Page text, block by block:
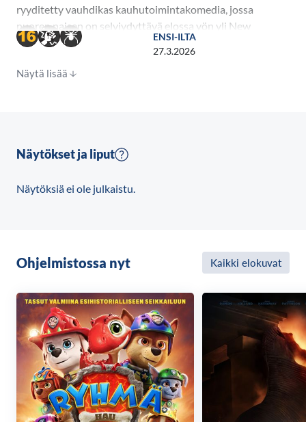
ryyditetty vauhdikas kauhutoimintakomedia, jossa
nuoren naisen on selviydyttävä elossa yön yli New
Yorkissa sijaitsevassa tornitalossa – demonisen kultin
mystisessä ja kieroutuneessa pahuuden pesässä,
josta on vuosien saatossa kehkeytynyt oikea
ENSI-ILTA
27.3.2026
Näytä lisää
Näytökset ja liput
Näytöksiä ei ole julkaistu.
Ohjelmistossa nyt Kaikki elokuvat